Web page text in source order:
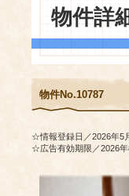
物件詳
物件No.10787
☆情報登録日／2026年5
☆広告有効期限／2026年